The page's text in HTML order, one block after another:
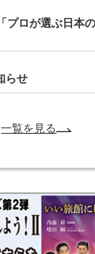
プロが選ぶ日本
らせ
一覧を見る